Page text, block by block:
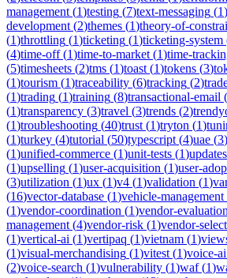
management (1)testing (7)text-messaging (1)
development (2)themes (1)theory-of-
(1)throttling (1)ticketing (1)ticketing-system
(4)time-off(1)time-to-market (1)time-
(5)timesheets (2)tms (1)toast (1)tokens (3)
(1)tourism (1)traceability (6)tracking (2)
(1)trading (1)training (8)transactional-email (
(1)transparency (3)travel (3)trends (2)
(1)troubleshooting (40)trust (1)tryton (1)
(1)turkey (4)tutorial (50)typescript (4)uae (3)
(1)unified-commerce (1)unit-tests (1)updates
(1)upselling (1)user-acquisition (1)user-
(3)utilization (1)ux (1)v4 (1)validation (1)
(16)vector-database (1)vehicle-management
(1)vendor-coordination (1)vendor-evaluation
management (4)vendor-risk (1)vendor-
(1)vertical-ai (1)vertipaq (1)vietnam (1)
(1)visual-merchandising (1)vitest (1)voice-ai
(2)voice-search (1)vulnerability (1)waf(1)